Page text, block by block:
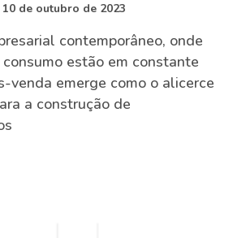
10 de outubro de 2023
contemporâneo, onde
estão em constante
venda emerge como o alicerce
a construção de